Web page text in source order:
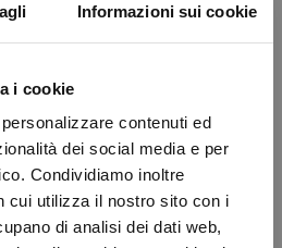
Informazioni sui cookie
i cookie
contenuti ed
dei social media e per
Condividiamo inoltre
cui utilizza il nostro sito con i
di analisi dei dati web,
€ 16.400€
07/2026
Manuale
Blu
1199 cc
5